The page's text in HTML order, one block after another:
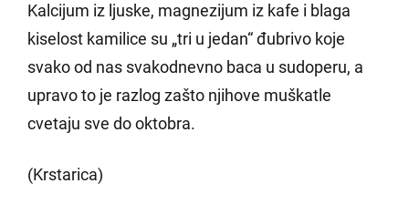
Kalcijum iz ljuske, magnezijum iz kafe i blaga
kiselost kamilice su „tri u jedan“ đubrivo koje
svako od nas svakodnevno baca u sudoperu, a
upravo to je razlog zašto njihove muškatle
cvetaju sve do oktobra.
(Krstarica)